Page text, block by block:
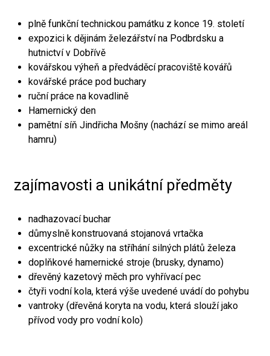
plně funkční technickou památku z konce 19. století
expozici k dějinám železářství na Podbrdsku a
hutnictví v Dobřívě
kovářskou výheň a předváděcí pracoviště kovářů
kovářské práce pod buchary
ruční práce na kovadlině
Hamernický den
pamětní síň Jindřicha Mošny (nachází se mimo areál
hamru)
zajímavosti a unikátní předměty
nadhazovací buchar
důmyslně konstruovaná stojanová vrtačka
excentrické nůžky na stříhání silných plátů železa
doplňkové hamernické stroje (brusky, dynamo)
dřevěný kazetový měch pro vyhřívací pec
čtyři vodní kola, která výše uvedené uvádí do pohybu
vantroky (dřevěná koryta na vodu, která slouží jako
přívod vody pro vodní kolo)